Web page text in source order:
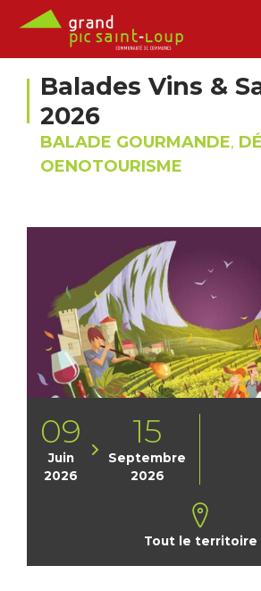
Balades Vins &
2026
BALADE GOURMANDE,
OENOTOURISME
09
Juin
2026
15
Septembre
2026
Tout le territoire